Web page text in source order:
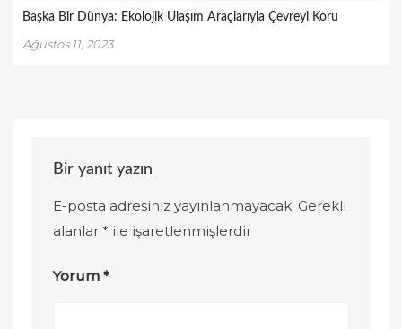
Başka Bir Dünya: Ekolojik Ulaşım Araçlarıyla Çevreyi Koru
Ağustos 11, 2023
Bir yanıt yazın
E-posta adresiniz yayınlanmayacak. Gerekli
alanlar* ile işaretlenmişlerdir
Yorum*